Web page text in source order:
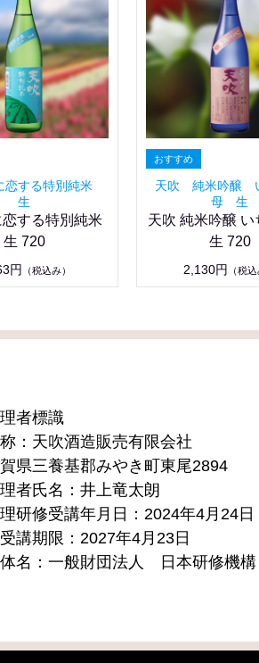
する特別純米
生
する特別純米
生 720
円 （税込み）
天吹 純米吟醸
母 生
天吹 純米吟醸 い
生 720
2,130円 （税込
者標識
：天吹酒造販売有限会社
県三養基郡みやき町東尾2894
者氏名：井上竜太朗
研修受講年月日：2024年4月24日
講期限：2027年4月23日
名：一般財団法人 日本研修機構